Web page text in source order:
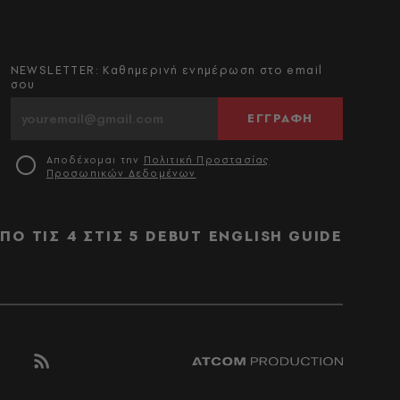
NEWSLETTER: Καθημερινή ενημέρωση στο email
σου
ΕΓΓΡΑΦΗ
Αποδέχομαι την Πολιτική Προστασίας
Προσωπικών Δεδομένων
ΤΙΣ 4 ΣΤΙΣ 5 DEBUT ENGLISH GUIDE